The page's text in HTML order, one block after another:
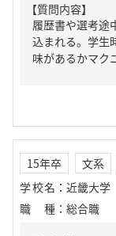
【質問内容】
履歴書や選考途
込まれる。学生
味があるかマク
15年卒 文系
学校名 ： 近畿大学
職種 ： 総合職